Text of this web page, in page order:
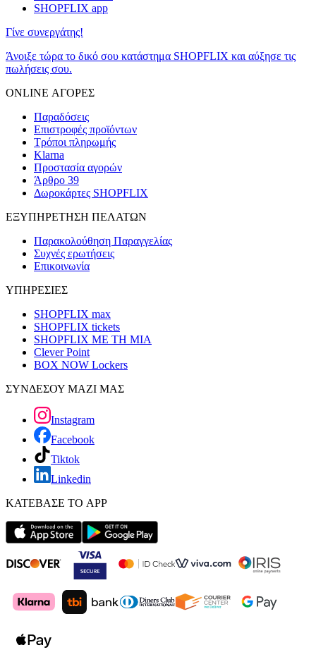
SHOPFLIX app
Γίνε συνεργάτης!
Άνοιξε τώρα το δικό σου κατάστημα SHOPFLIX και αύξησε τις
πωλήσεις σου.
ONLINE ΑΓΟΡΕΣ
Παραδόσεις
Επιστροφές προϊόντων
Τρόποι πληρωμής
Klarna
Προστασία αγορών
Άρθρο 39
Δωροκάρτες SHOPFLIX
ΕΞΥΠΗΡΕΤΗΣΗ ΠΕΛΑΤΩΝ
Παρακολούθηση Παραγγελίας
Συχνές ερωτήσεις
Επικοινωνία
ΥΠΗΡΕΣΙΕΣ
SHOPFLIX max
SHOPFLIX tickets
SHOPFLIX ΜΕ ΤΗ ΜΙΑ
Clever Point
BOX NOW Lockers
ΣΥΝΔΕΣΟΥ ΜΑΖΙ ΜΑΣ
Instagram
Facebook
Tiktok
Linkedin
ΚΑΤΕΒΑΣΕ ΤΟ APP